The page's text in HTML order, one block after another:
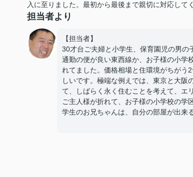
入に至りました。最初から最後まで親切に対応して
担当者より
【担当者】
30才台ご夫婦と小学生、保育園児の男
通勤の便が良い東西線か、お子様の小学
れてました。価格相場と住環境がちがう
しいです。極端な例えでは、東京と大阪
て、しばらく永く住むことを考えて、エ
ご主人様が折れて、お子様の小学校の学
学生のお兄ちゃんは、自分の部屋が出来